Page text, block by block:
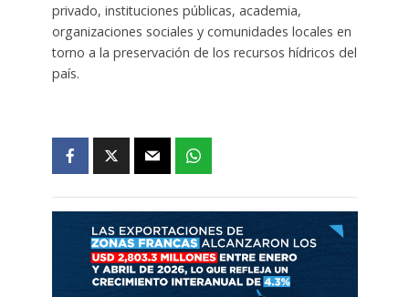
privado, instituciones públicas, academia,
organizaciones sociales y comunidades locales en
torno a la preservación de los recursos hídricos del
país.